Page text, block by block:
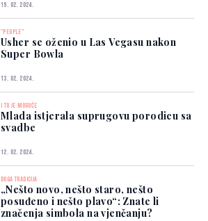
19. 02. 2024.
"PEOPLE"
Usher se oženio u Las Vegasu nakon
Super Bowla
13. 02. 2024.
I TO JE MOGUĆE
Mlada istjerala suprugovu porodicu sa
svadbe
12. 02. 2024.
DUGA TRADICIJA
„Nešto novo, nešto staro, nešto
posuđeno i nešto plavo“: Znate li
značenja simbola na vjenčanju?